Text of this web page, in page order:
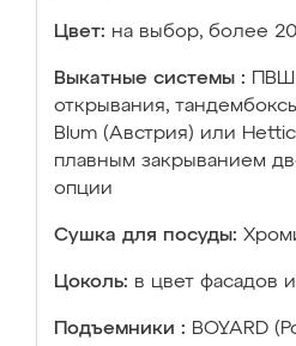
Цвет: на выбор, более
Выкатные системы :
открывания,
Blum (Австрия) или
плавным закрыванием
опции
Сушка для посуды:
Цоколь: в цвет фасадов
Подъемники : BOYARD